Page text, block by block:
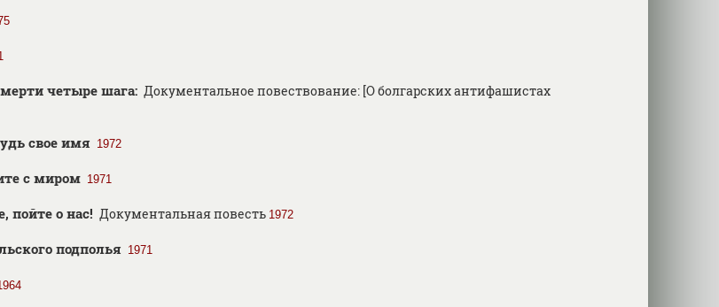
четыре шага: Документальное повествование: [О болгарских антифашистах
свое имя 1972
с миром 1971
пойте о нас! Документальная повесть 1972
подполья 1971